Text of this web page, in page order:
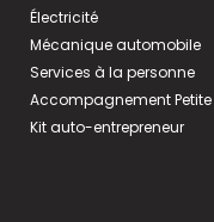
Électricité
Mécanique automobile
Services à la personne
Accompagnement
Kit auto-entrepreneur